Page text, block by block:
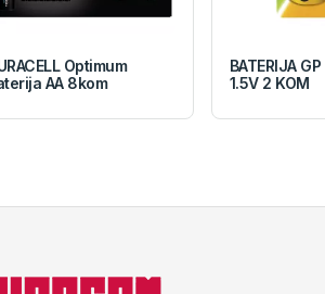
Optimum
AA 8kom
BATERIJA
1.5V 2 KOM